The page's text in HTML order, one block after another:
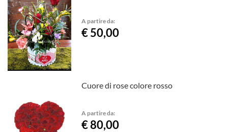
A partire da:
€ 50,00
Cuore di rose colore rosso
A partire da:
€ 80,00